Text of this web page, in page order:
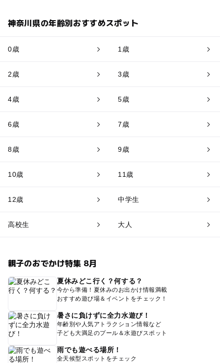
神奈川県の年齢別おすすめスポット
0歳 1歳
2歳 3歳
4歳 5歳
6歳 7歳
8歳 9歳
10歳 11歳
12歳 中学生
高校生 大人
親子のおでかけ特集 8月
夏休みどこ行く？何する？
今から準備！夏休みのお出かけ情報満載
おすすめ遊び場＆イベントをチェック！
暑さに負けずに全力水遊び！
年齢別や人気アトラクション情報など
子ども大満足のプール＆水遊びスポット
雨でも遊べる場所！
全天候型スポットをチェック